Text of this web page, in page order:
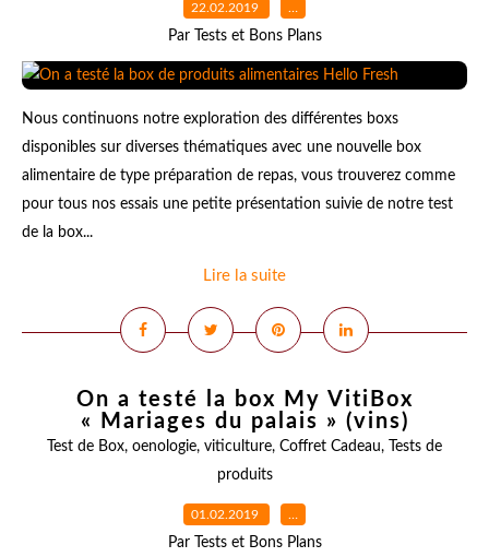
22.02.2019 …
Par Tests et Bons Plans
Nous continuons notre exploration des différentes boxs
disponibles sur diverses thématiques avec une nouvelle box
alimentaire de type préparation de repas, vous trouverez comme
pour tous nos essais une petite présentation suivie de notre test
de la box...
Lire la suite
On a testé la box My VitiBox
« Mariages du palais » (vins)
Test de Box, oenologie, viticulture, Coffret Cadeau,
Tests de
produits
01.02.2019 …
Par Tests et Bons Plans